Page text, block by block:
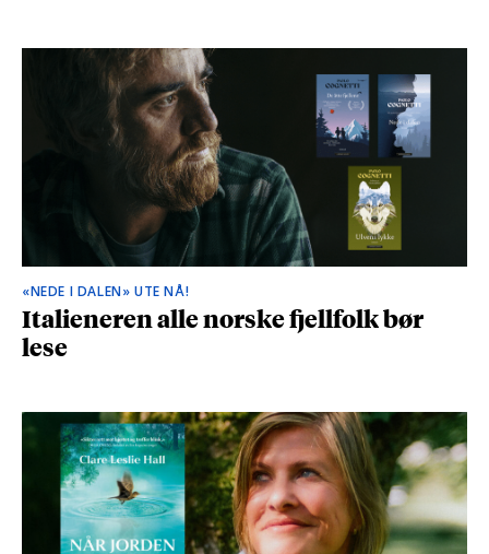
«NEDE I DALEN» UTE NÅ!
Italieneren alle norske fjellfolk bør
lese